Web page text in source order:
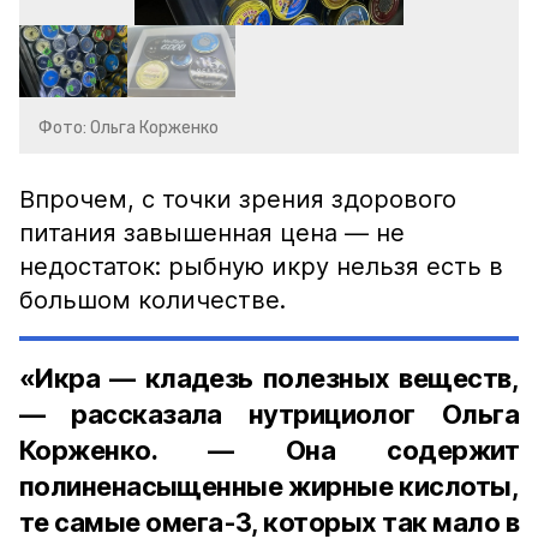
Фото: Ольга Корженко
Впрочем, с точки зрения здорового
питания завышенная цена — не
недостаток: рыбную икру нельзя есть в
большом количестве.
«Икра — кладезь полезных веществ,
— рассказала нутрициолог Ольга
Корженко. — Она содержит
полиненасыщенные жирные кислоты,
те самые омега-3, которых так мало в